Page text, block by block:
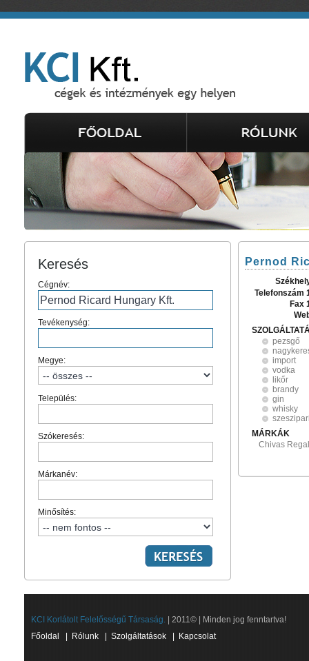
Keresés
Cégnév:
Tevékenység:
Megye:
Település:
Szókeresés:
Márkanév:
Minősítés:
Pernod
Telefonszám
Fax
pezsgő
import
vodka
likőr
brandy
gin
whisky
MÁRKÁK
Chivas
KCI Korlátolt Felelősségű Társaság. | 2011© | Minden jog fenntartva!
Főoldal
Rólunk Szolgáltatások Kapcsolat